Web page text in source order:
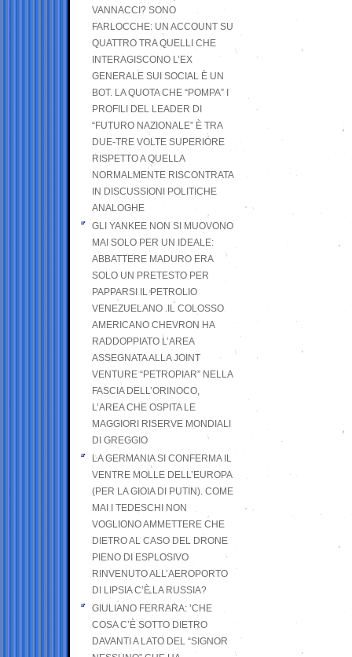
VANNACCI? SONO
FARLOCCHE: UN ACCOUNT SU
QUATTRO TRA QUELLI CHE
INTERAGISCONO L’EX
GENERALE SUI SOCIAL È UN
BOT. LA QUOTA CHE “POMPA” I
PROFILI DEL LEADER DI
“FUTURO NAZIONALE” È TRA
DUE-TRE VOLTE SUPERIORE
RISPETTO A QUELLA
NORMALMENTE RISCONTRATA
IN DISCUSSIONI POLITICHE
ANALOGHE
GLI YANKEE NON SI MUOVONO
MAI SOLO PER UN IDEALE:
ABBATTERE MADURO ERA
SOLO UN PRETESTO PER
PAPPARSI IL PETROLIO
VENEZUELANO .IL COLOSSO
AMERICANO CHEVRON HA
RADDOPPIATO L’AREA
ASSEGNATA ALLA JOINT
VENTURE “PETROPIAR” NELLA
FASCIA DELL’ORINOCO,
L’AREA CHE OSPITA LE
MAGGIORI RISERVE MONDIALI
DI GREGGIO
LA GERMANIA SI CONFERMA IL
VENTRE MOLLE DELL’EUROPA
(PER LA GIOIA DI PUTIN). COME
MAI I TEDESCHI NON
VOGLIONO AMMETTERE CHE
DIETRO AL CASO DEL DRONE
PIENO DI ESPLOSIVO
RINVENUTO ALL’AEROPORTO
DI LIPSIA C’È LA RUSSIA?
GIULIANO FERRARA: ’CHE
COSA C’È SOTTO DIETRO
DAVANTI A LATO DEL “SIGNOR